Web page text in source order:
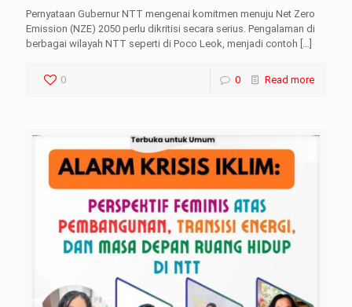
Pernyataan Gubernur NTT mengenai komitmen menuju Net Zero
Emission (NZE) 2050 perlu dikritisi secara serius. Pengalaman di
berbagai wilayah NTT seperti di Poco Leok, menjadi contoh
0 0 Read more